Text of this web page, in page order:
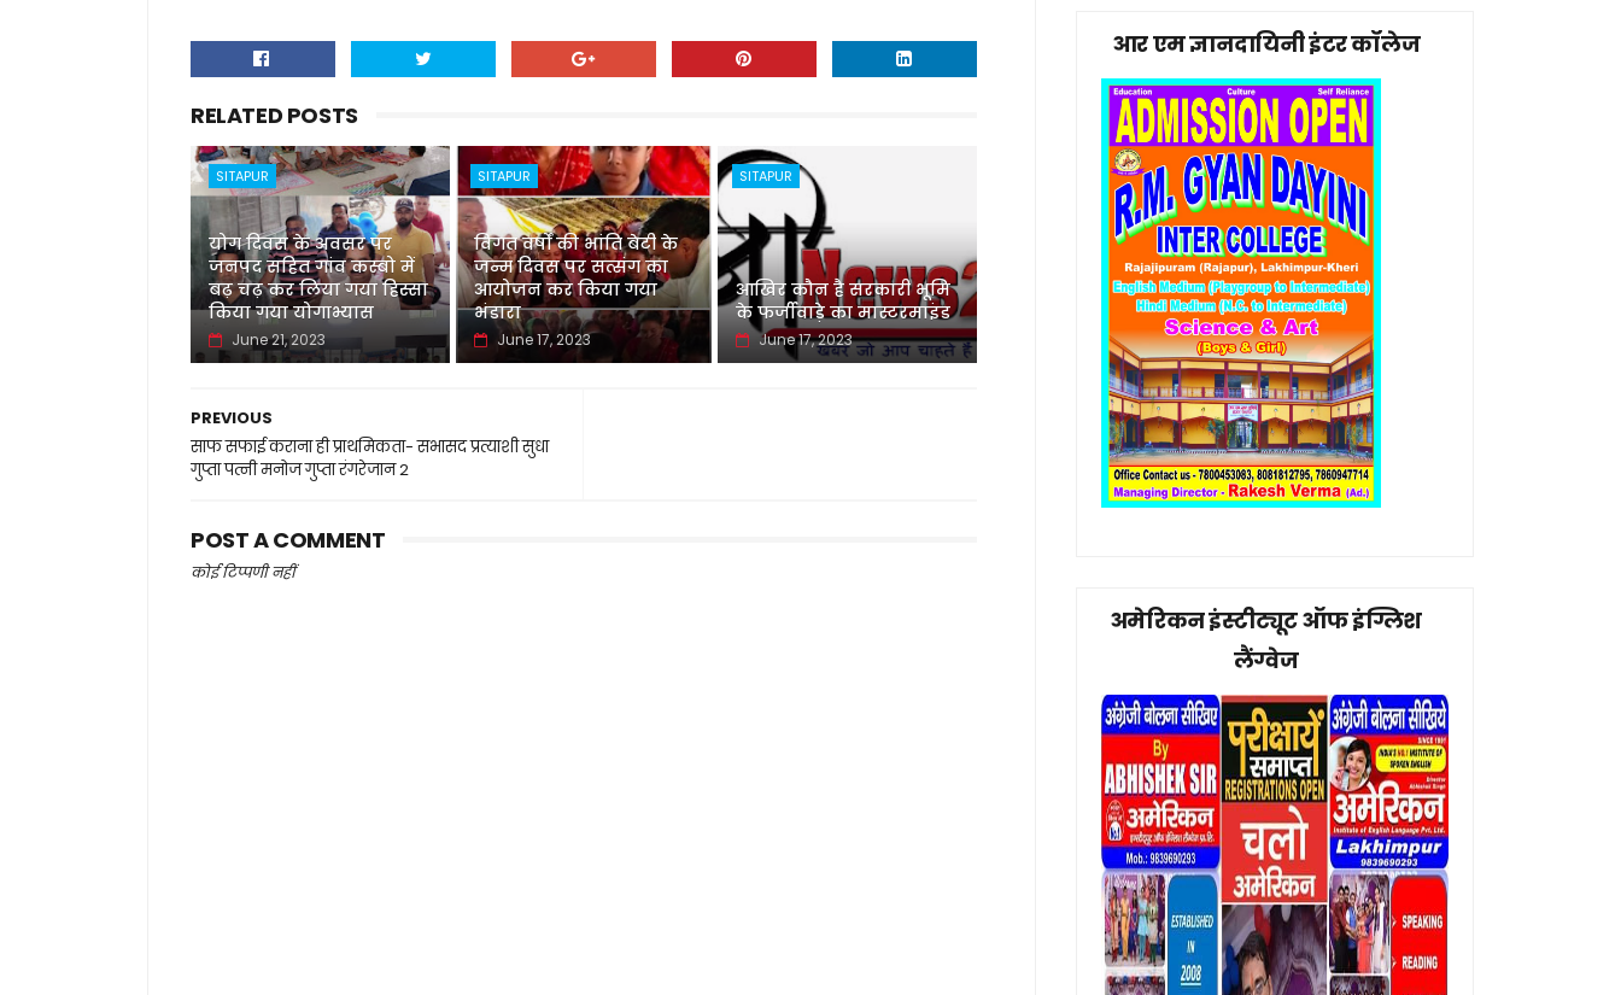
RELATED POSTS
SITAPUR
योग दिवस के अवसर पर
जनपद सहित गांव कस्बो में
बढ़ चढ़ कर लिया गया हिस्सा
किया गया योगाभ्यास
June 21, 2023
SITAPUR
विगत वर्षों की भांति बेटी के
जन्म दिवस पर सत्संग का
आयोजन कर किया गया
भंडारा
June 17, 2023
SITAPUR
आखिर कौन है सरकारी भूमि
के फर्जीवाड़े का मास्टरमाइंड
June 17, 2023
PREVIOUS
साफ सफाई कराना ही प्राथमिकता- सभासद प्रत्याशी सुधा
गुप्ता पत्नी मनोज गुप्ता रंगरेजान 2
POST A COMMENT
कोई टिप्पणी नहीं
आर एम ज्ञानदायिनी इंटर कॉलेज
अमेरिकन इंस्टीट्यूट ऑफ इंग्लिश
लैंग्वेज